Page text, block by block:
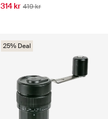
314 kr 419 kr
25% Deal